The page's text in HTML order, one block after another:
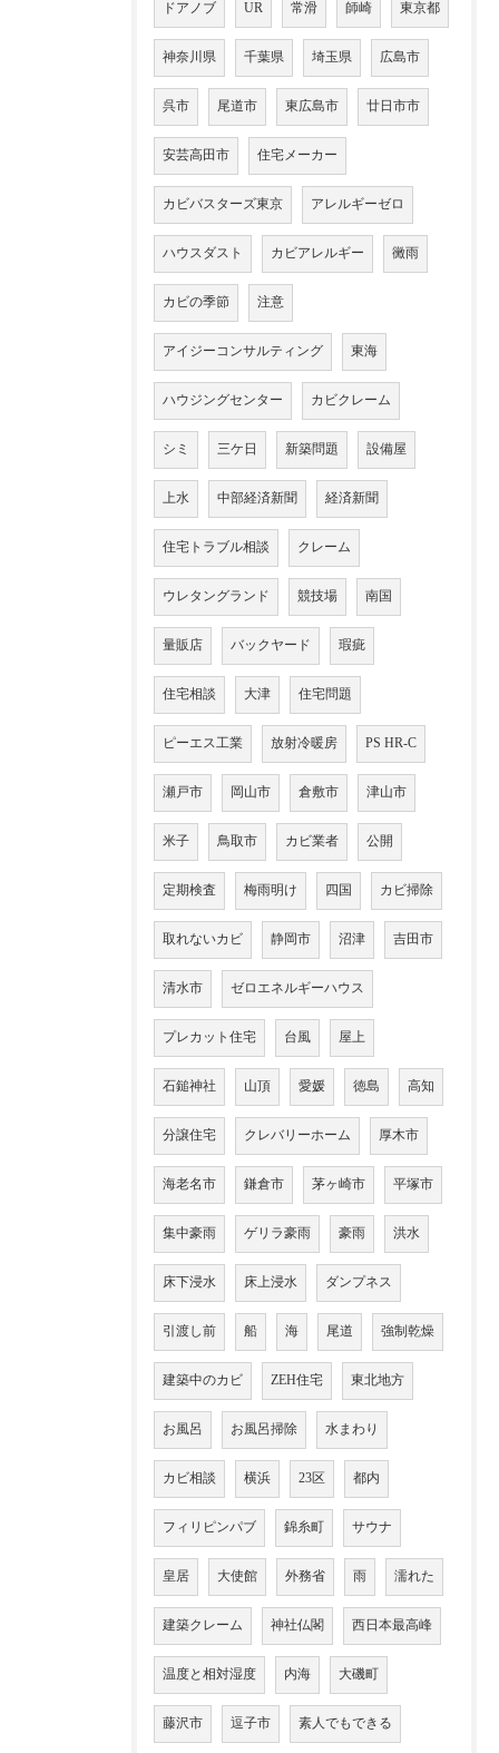
ドアノブ UR 常滑 師崎 東京都
神奈川県 千葉県 埼玉県 広島市
呉市 尾道市 東広島市 廿日市市
安芸高田市 住宅メーカー
カビバスターズ東京 アレルギーゼロ
ハウスダスト カビアレルギー 黴雨
カビの季節 注意
アイジーコンサルティング 東海
ハウジングセンター カビクレーム
シミ 三ケ日 新築問題 設備屋
上水 中部経済新聞 経済新聞
住宅トラブル相談 クレーム
ウレタングランド 競技場 南国
量販店 バックヤード 瑕疵
住宅相談 大津 住宅問題
ピーエス工業 放射冷暖房 PS HR-C
瀬戸市 岡山市 倉敷市 津山市
米子 鳥取市 カビ業者 公開
定期検査 梅雨明け 四国 カビ掃除
取れないカビ 静岡市 沼津 吉田市
清水市 ゼロエネルギーハウス
プレカット住宅 台風 屋上
石鎚神社 山頂 愛媛 徳島 高知
分譲住宅 クレバリーホーム 厚木市
海老名市 鎌倉市 茅ヶ崎市 平塚市
集中豪雨 ゲリラ豪雨 豪雨 洪水
床下浸水 床上浸水 ダンプネス
引渡し前 船 海 尾道 強制乾燥
建築中のカビ ZEH住宅 東北地方
お風呂 お風呂掃除 水まわり
カビ相談 横浜 23区 都内
フィリピンパブ 錦糸町 サウナ
皇居 大使館 外務省 雨 濡れた
建築クレーム 神社仏閣 西日本最高峰
温度と相対湿度 内海 大磯町
藤沢市 逗子市 素人でもできる